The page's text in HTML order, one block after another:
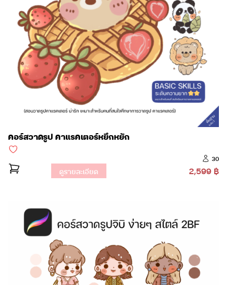
คอร์สวาดรูป คาแรคเตอร์หยึกหยัก
30
ดูรายละเอียด 2,599 ฿